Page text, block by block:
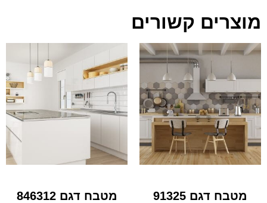
מוצרים קשורים
מטבח דגם 91325 מטבח דגם 846312